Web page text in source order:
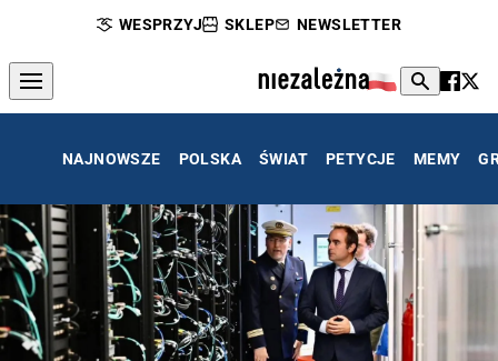
WESPRZYJ SKLEP NEWSLETTER
NAJNOWSZE POLSKA ŚWIAT PETYCJE MEMY